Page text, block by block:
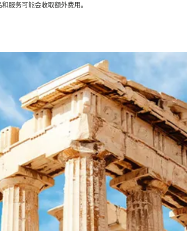
服务可能会收取额外费用。